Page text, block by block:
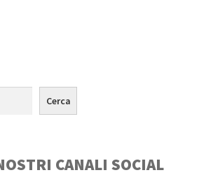
Cerca
CANALI SOCIAL